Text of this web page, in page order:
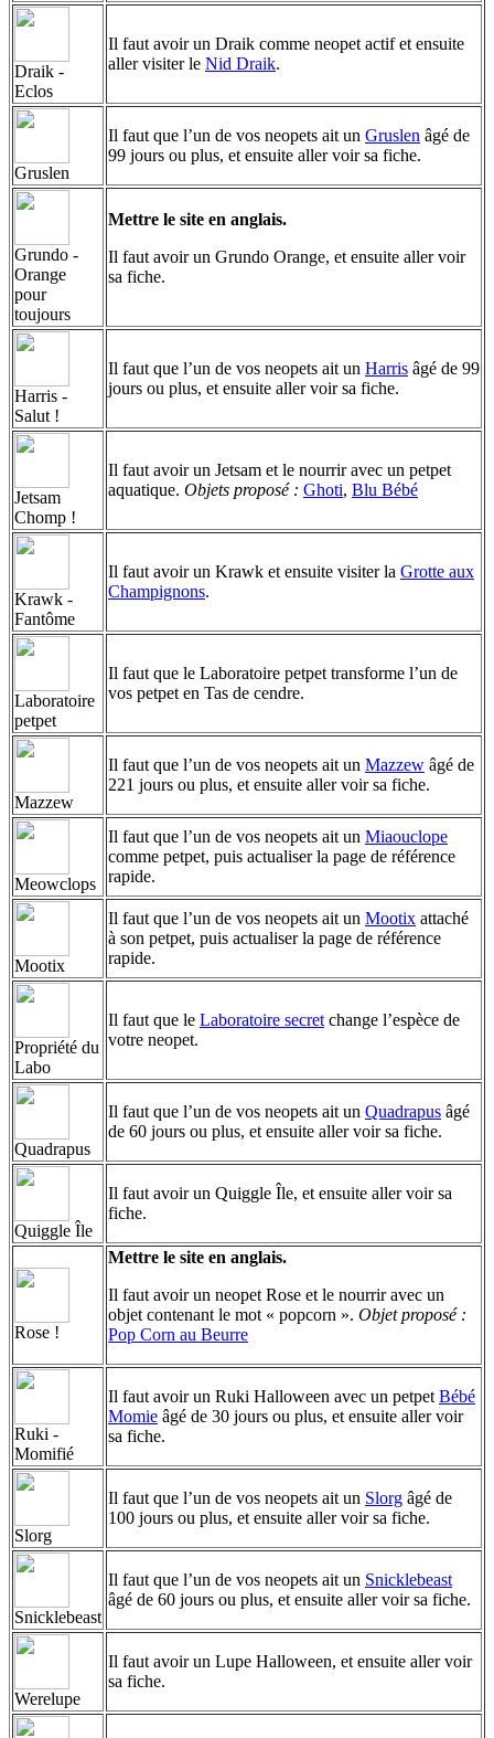
Draik -
Eclos
Il faut avoir un Draik comme neopet actif et ensuite
aller visiter le Nid Draik.
Gruslen
Il faut que l’un de vos neopets ait un Gruslen âgé de
99 jours ou plus, et ensuite aller voir sa fiche.
Grundo -
Orange
pour
toujours
Mettre le site en anglais.
Il faut avoir un Grundo Orange, et ensuite aller voir
sa fiche.
Harris -
Salut !
Il faut que l’un de vos neopets ait un Harris âgé de 99
jours ou plus, et ensuite aller voir sa fiche.
Jetsam
Chomp !
Il faut avoir un Jetsam et le nourrir avec un petpet
aquatique. Objets proposé : Ghoti, Blu Bébé
Krawk -
Fantôme
Il faut avoir un Krawk et ensuite visiter la Grotte aux
Champignons.
Laboratoire
petpet
Il faut que le Laboratoire petpet transforme l’un de
vos petpet en Tas de cendre.
Mazzew
Il faut que l’un de vos neopets ait un Mazzew âgé de
221 jours ou plus, et ensuite aller voir sa fiche.
Meowclops
Il faut que l’un de vos neopets ait un Miaouclope
comme petpet, puis actualiser la page de référence
rapide.
Mootix
Il faut que l’un de vos neopets ait un Mootix attaché
à son petpet, puis actualiser la page de référence
rapide.
Propriété du
Labo
Il faut que le Laboratoire secret change l’espèce de
votre neopet.
Quadrapus
Il faut que l’un de vos neopets ait un Quadrapus âgé
de 60 jours ou plus, et ensuite aller voir sa fiche.
Quiggle Île
Il faut avoir un Quiggle Île, et ensuite aller voir sa
fiche.
Rose !
Mettre le site en anglais.
Il faut avoir un neopet Rose et le nourrir avec un
objet contenant le mot « popcorn ». Objet proposé :
Pop Corn au Beurre
Ruki -
Momifié
Il faut avoir un Ruki Halloween avec un petpet Bébé
Momie âgé de 30 jours ou plus, et ensuite aller voir
sa fiche.
Slorg
Il faut que l’un de vos neopets ait un Slorg âgé de
100 jours ou plus, et ensuite aller voir sa fiche.
Snicklebeast
Il faut que l’un de vos neopets ait un Snicklebeast
âgé de 60 jours ou plus, et ensuite aller voir sa fiche.
Werelupe
Il faut avoir un Lupe Halloween, et ensuite aller voir
sa fiche.